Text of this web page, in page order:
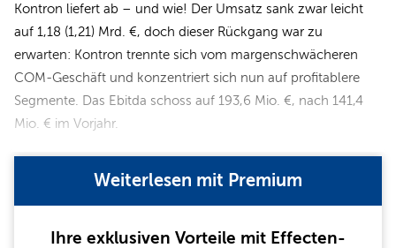
Kontron liefert ab – und wie! Der Umsatz sank zwar leicht
auf 1,18 (1,21) Mrd. €, doch dieser Rückgang war zu
erwarten: Kontron trennte sich vom margenschwächeren
COM-Geschäft und konzentriert sich nun auf profitablere
Segmente. Das Ebitda schoss auf 193,6 Mio. €, nach 141,4
Mio. € im Vorjahr.
Weiterlesen mit Premium
Ihre exklusiven Vorteile mit Effecten-